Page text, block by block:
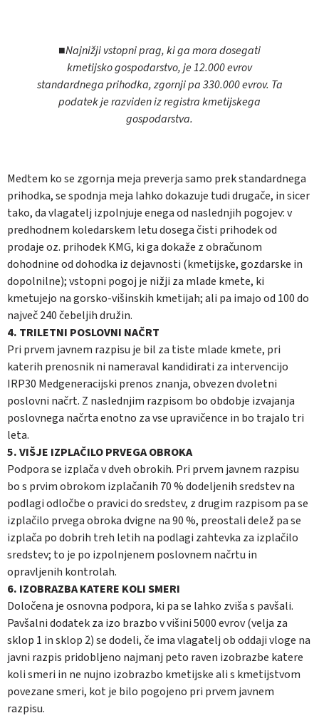
■Najnižji vstopni prag, ki ga mora dosegati
kmetijsko gospodarstvo, je 12.000 evrov
standardnega prihodka, zgornji pa 330.000 evrov. Ta
podatek je razviden iz registra kmetijskega
gospodarstva.
Medtem ko se zgornja meja preverja samo prek standardnega
prihodka, se spodnja meja lahko dokazuje tudi drugače, in sicer
tako, da vlagatelj izpolnjuje enega od naslednjih pogojev: v
predhodnem koledarskem letu dosega čisti prihodek od
prodaje oz. prihodek KMG, ki ga dokaže z obračunom
dohodnine od dohodka iz dejavnosti (kmetijske, gozdarske in
dopolnilne); vstopni pogoj je nižji za mlade kmete, ki
kmetujejo na gorsko-višinskih kmetijah; ali pa imajo od 100 do
največ 240 čebeljih družin.
4. TRILETNI POSLOVNI NAČRT
Pri prvem javnem razpisu je bil za tiste mlade kmete, pri
katerih prenosnik ni nameraval kandidirati za intervencijo
IRP30 Medgeneracijski prenos znanja, obvezen dvoletni
poslovni načrt. Z naslednjim razpisom bo obdobje izvajanja
poslovnega načrta enotno za vse upravičence in bo trajalo tri
leta.
5. VIŠJE IZPLAČILO PRVEGA OBROKA
Podpora se izplača v dveh obrokih. Pri prvem javnem razpisu
bo s prvim obrokom izplačanih 70 % dodeljenih sredstev na
podlagi odločbe o pravici do sredstev, z drugim razpisom pa se
izplačilo prvega obroka dvigne na 90 %, preostali delež pa se
izplača po dobrih treh letih na podlagi zahtevka za izplačilo
sredstev; to je po izpolnjenem poslovnem načrtu in
opravljenih kontrolah.
6. IZOBRAZBA KATERE KOLI SMERI
Določena je osnovna podpora, ki pa se lahko zviša s pavšali.
Pavšalni dodatek za izo brazbo v višini 5000 evrov (velja za
sklop 1 in sklop 2) se dodeli, če ima vlagatelj ob oddaji vloge na
javni razpis pridobljeno najmanj peto raven izobrazbe katere
koli smeri in ne nujno izobrazbo kmetijske ali s kmetijstvom
povezane smeri, kot je bilo pogojeno pri prvem javnem
razpisu.